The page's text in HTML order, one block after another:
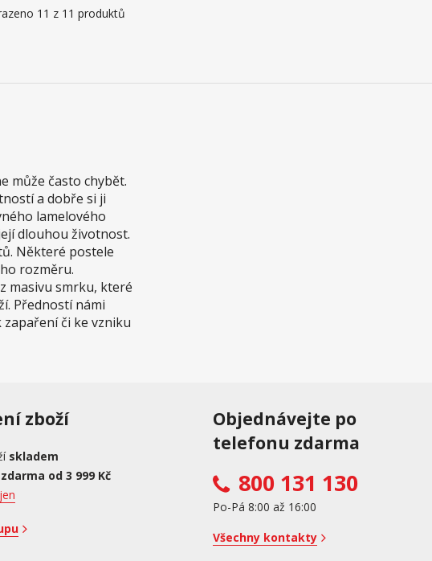
11 z 11 produktů
může často chybět.
a dobře si ji
lamelového
dlouhou životnost.
Některé postele
rozměru.
masivu smrku, které
Předností námi
či ke vzniku
zboží
skladem
zdarma od 3 999 Kč
Objednávejte po
telefonu zdarma
800 131 130
Po-Pá 8:00 až 16:00
Všechny kontakty